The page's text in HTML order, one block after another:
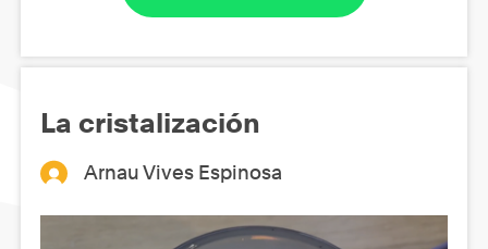
La cristalización
Arnau Vives Espinosa